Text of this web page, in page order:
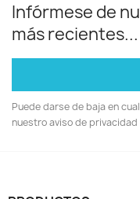
Infórmese de
más recientes...
Puede darse de baja en
nuestro aviso de